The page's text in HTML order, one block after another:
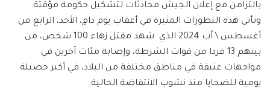
بالتزامن مع إعلان الجيش محادثات لتشكيل حكومة مؤقتة.
وتأتي هذه التطورات المثيرة في أعقاب يوم دامٍ، الأحد، الرابع من
أغسطس \ آب 2024 الذي شهد مقتل زهاء 100 شخص، من
بينهم 13 فردا من قوات الشرطة، وإصابة مئات آخرين في
مواجهات عنيفة في مناطق مختلفة من البلاد، في أكبر حصيلة
يومية للضحايا منذ نشوب الانتفاضة الحالية.